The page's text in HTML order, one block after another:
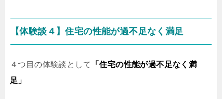
【体験談４】住宅の性能が過不足なく満足
４つ目の体験談として
「住宅の性能が過不足なく満
足」